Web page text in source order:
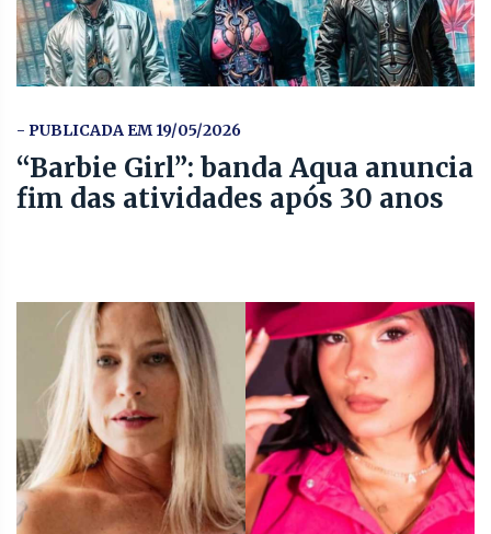
- PUBLICADA EM 19/05/2026
“Barbie Girl”: banda Aqua anuncia
fim das atividades após 30 anos